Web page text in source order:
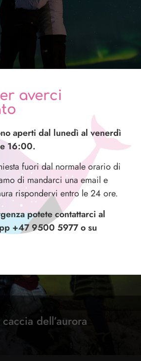
dell’Aurora Boreale
dell’aurora
averci
aperti dal lunedì al venerdì
16:00.
fuori dal normale orario di
di mandarci una email e
rispondervi entro le 24 ore.
potete contattarci al
+47 9500 5977 o su